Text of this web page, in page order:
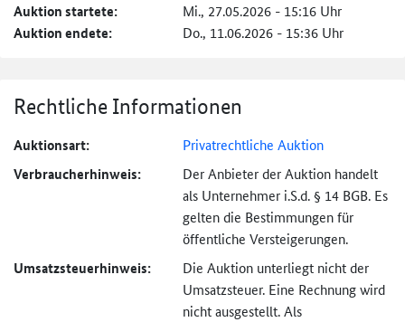
Auktion startete: Mi., 27.05.2026 - 15:16 Uhr
Auktion endete: Do., 11.06.2026 - 15:36 Uhr
Rechtliche Informationen
Auktionsart: Privatrechtliche Auktion
Verbraucher­hinweis:
Der Anbieter der Auktion handelt
als Unternehmer i.S.d. § 14 BGB. Es
gelten die Bestimmungen für
öffentliche Versteigerungen.
Umsatzsteuer­hinweis:
Die Auktion unterliegt nicht der
Umsatzsteuer. Eine Rechnung wird
nicht ausgestellt. Als